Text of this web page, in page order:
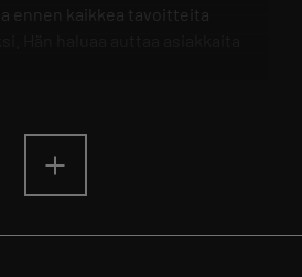
ennen kaikkea tavoitteita